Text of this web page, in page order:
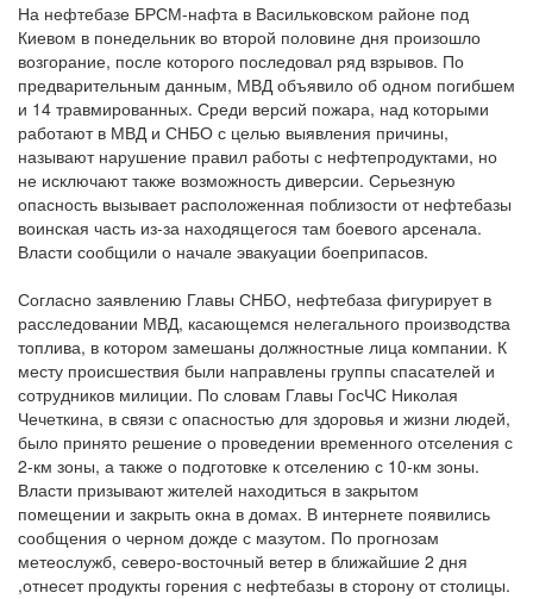
На нефтебазе БРСМ-нафта в Васильковском районе под
Киевом в понедельник во второй половине дня произошло
возгорание, после которого последовал ряд взрывов. По
предварительным данным, МВД объявило об одном погибшем
и 14 травмированных. Среди версий пожара, над которыми
работают в МВД и СНБО с целью выявления причины,
называют нарушение правил работы с нефтепродуктами, но
не исключают также возможность диверсии. Серьезную
опасность вызывает расположенная поблизости от нефтебазы
воинская часть из-за находящегося там боевого арсенала.
Власти сообщили о начале эвакуации боеприпасов.
Согласно заявлению Главы СНБО, нефтебаза фигурирует в
расследовании МВД, касающемся нелегального производства
топлива, в котором замешаны должностные лица компании. К
месту происшествия были направлены группы спасателей и
сотрудников милиции. По словам Главы ГосЧС Николая
Чечеткина, в связи с опасностью для здоровья и жизни людей,
было принято решение о проведении временного отселения с
2-км зоны, а также о подготовке к отселению с 10-км зоны.
Власти призывают жителей находиться в закрытом
помещении и закрыть окна в домах. В интернете появились
сообщения о черном дожде с мазутом. По прогнозам
метеослужб, северо-восточный ветер в ближайшие 2 дня
,отнесет продукты горения с нефтебазы в сторону от столицы.